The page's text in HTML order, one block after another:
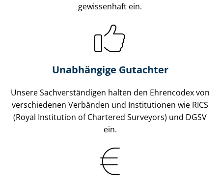
gewissenhaft ein.
Unabhängige Gutachter
Unsere Sach­ver­stän­di­gen halten den Ehrencodex von
verschiedenen Verbänden und Institutionen wie RICS
(Royal Institution of Chartered Surveyors) und DGSV
ein.